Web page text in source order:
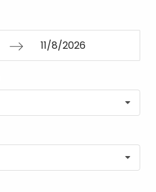
interact
calendar